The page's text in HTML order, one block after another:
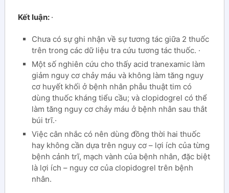
Kết luận: ·
Chưa có sự ghi nhận về sự tương tác giữa 2 thuốc
trên trong các dữ liệu tra cứu tương tác thuốc. ·
Một số nghiên cứu cho thấy acid tranexamic làm
giảm nguy cơ chảy máu và không làm tăng nguy
cơ huyết khối ở bệnh nhân phẫu thuật tim có
dùng thuốc kháng tiểu cầu; và clopidogrel có thể
làm tăng nguy cơ chảy máu ở bệnh nhân sau thắt
búi trĩ.·
Việc cân nhắc có nên dùng đồng thời hai thuốc
hay không cần dựa trên nguy cơ – lợi ích của từng
bệnh cảnh trĩ, mạch vành của bệnh nhân, đặc biệt
là lợi ích – nguy cơ của clopidogrel trên bệnh
nhân.